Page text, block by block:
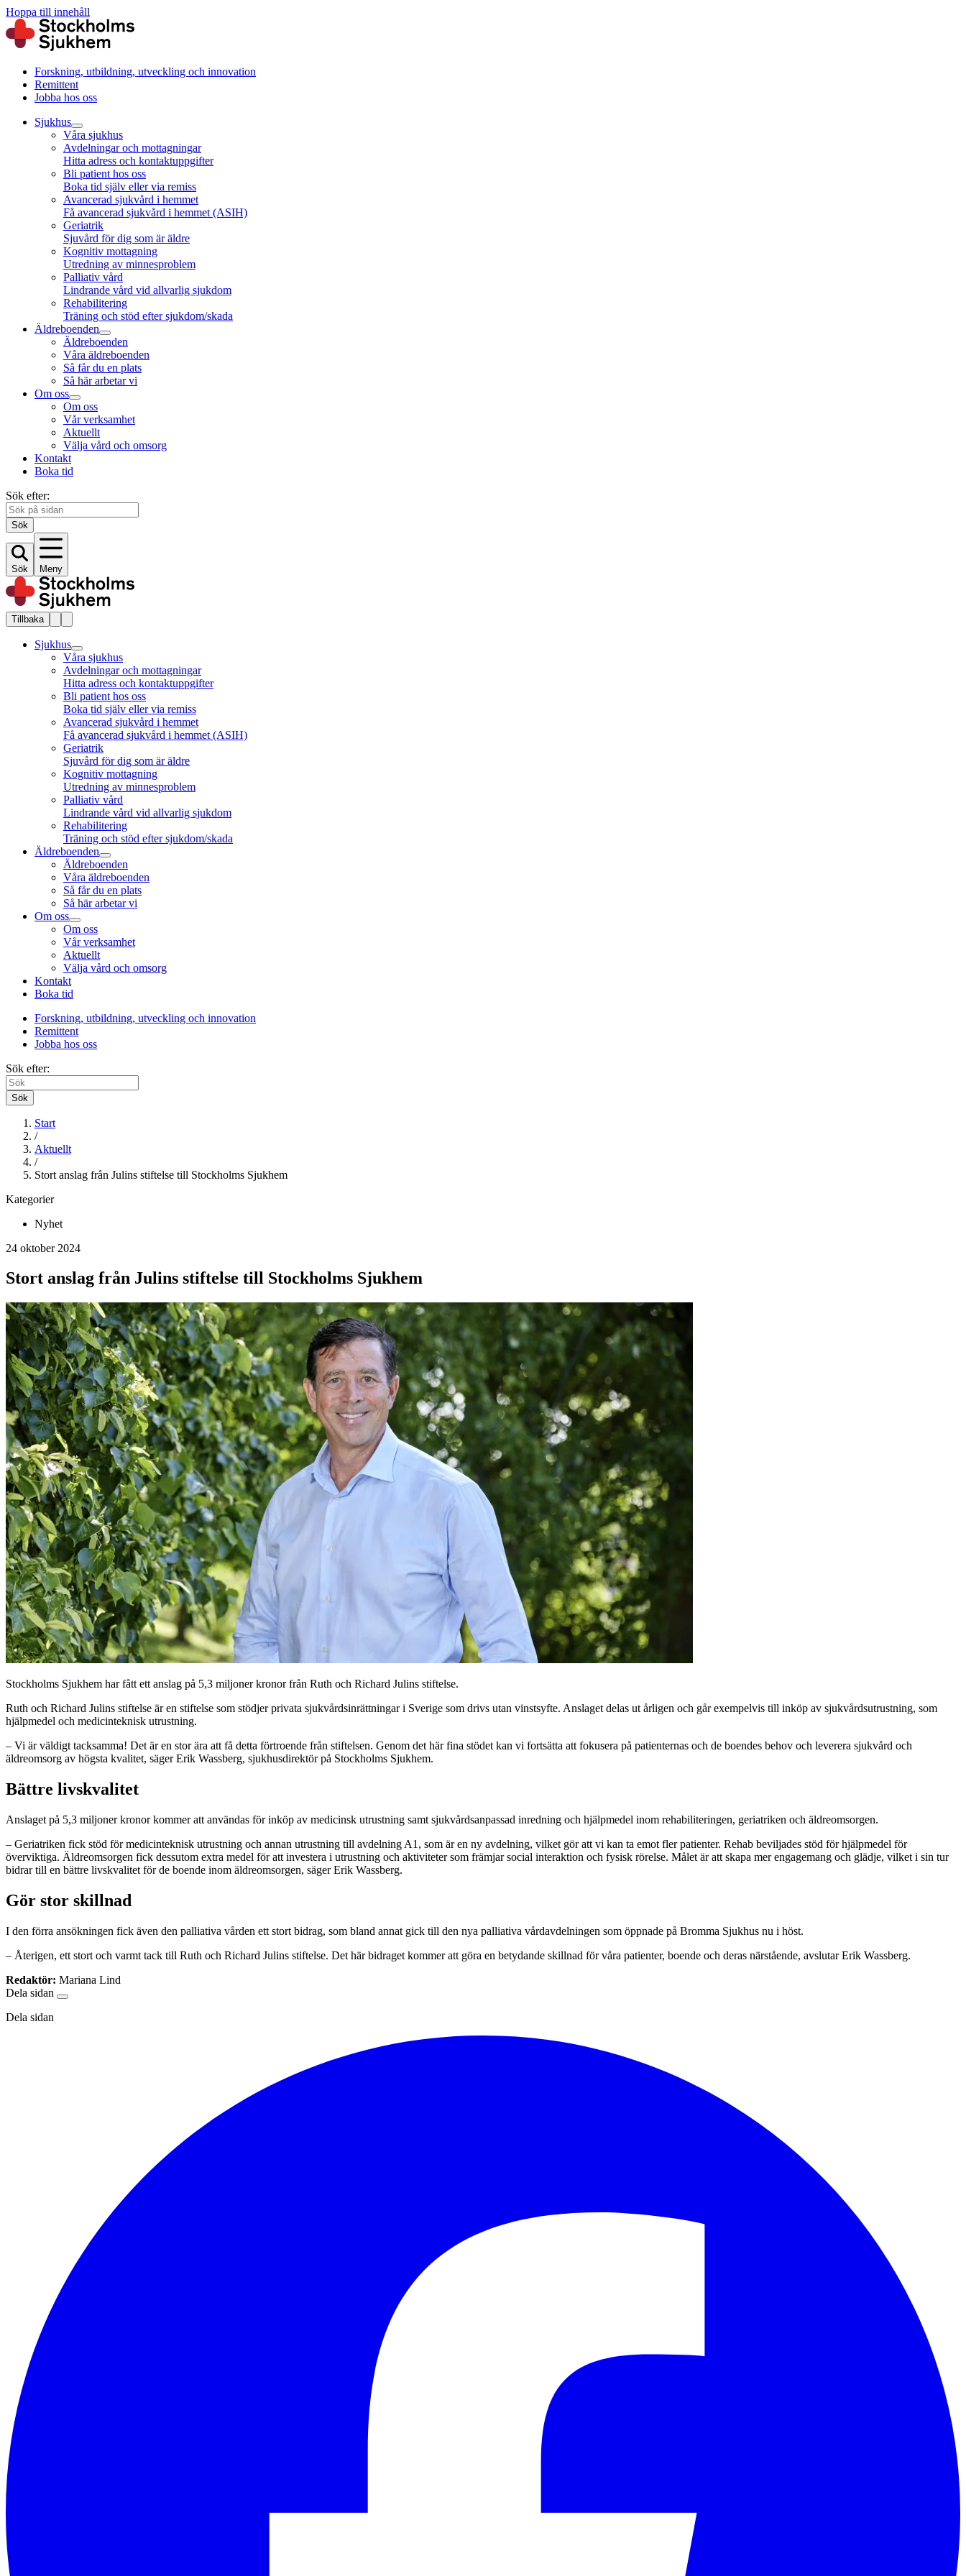
Hoppa till innehåll
Forskning, utbildning, utveckling och innovation
Remittent
Jobba hos oss
Sjukhus
Våra sjukhus
Avdelningar och mottagningar
Hitta adress och kontaktuppgifter
Bli patient hos oss
Boka tid själv eller via remiss
Avancerad sjukvård i hemmet
Få avancerad sjukvård i hemmet (ASIH)
Geriatrik
Sjuvård för dig som är äldre
Kognitiv mottagning
Utredning av minnesproblem
Palliativ vård
Lindrande vård vid allvarlig sjukdom
Rehabilitering
Träning och stöd efter sjukdom/skada
Äldreboenden
Äldreboenden
Våra äldreboenden
Så får du en plats
Så här arbetar vi
Om oss
Om oss
Vår verksamhet
Aktuellt
Välja vård och omsorg
Kontakt
Boka tid
Sök efter:
Sök
Sök Meny
Tillbaka
Sjukhus
Våra sjukhus
Avdelningar och mottagningar
Hitta adress och kontaktuppgifter
Bli patient hos oss
Boka tid själv eller via remiss
Avancerad sjukvård i hemmet
Få avancerad sjukvård i hemmet (ASIH)
Geriatrik
Sjuvård för dig som är äldre
Kognitiv mottagning
Utredning av minnesproblem
Palliativ vård
Lindrande vård vid allvarlig sjukdom
Rehabilitering
Träning och stöd efter sjukdom/skada
Äldreboenden
Äldreboenden
Våra äldreboenden
Så får du en plats
Så här arbetar vi
Om oss
Om oss
Vår verksamhet
Aktuellt
Välja vård och omsorg
Kontakt
Boka tid
Forskning, utbildning, utveckling och innovation
Remittent
Jobba hos oss
Sök efter:
Sök
Start
/
Aktuellt
/
Stort anslag från Julins stiftelse till Stockholms Sjukhem
Kategorier
Nyhet
24 oktober 2024
Stort anslag från Julins stiftelse till Stockholms Sjukhem
Stockholms Sjukhem har fått ett anslag på 5,3 miljoner kronor från Ruth och Richard Julins stiftelse.
Ruth och Richard Julins stiftelse är en stiftelse som stödjer privata sjukvårdsinrättningar i Sverige som drivs utan vinstsyfte. Anslaget delas ut årligen och går exempelvis till inköp av sjukvårdsutrustning, som
hjälpmedel och medicinteknisk utrustning.
– Vi är väldigt tacksamma! Det är en stor ära att få detta förtroende från stiftelsen. Genom det här fina stödet kan vi fortsätta att fokusera på patienternas och de boendes behov och leverera sjukvård och
äldreomsorg av högsta kvalitet, säger Erik Wassberg, sjukhusdirektör på Stockholms Sjukhem.
Bättre livskvalitet
Anslaget på 5,3 miljoner kronor kommer att användas för inköp av medicinsk utrustning samt sjukvårdsanpassad inredning och hjälpmedel inom rehabiliteringen, geriatriken och äldreomsorgen.
– Geriatriken fick stöd för medicinteknisk utrustning och annan utrustning till avdelning A1, som är en ny avdelning, vilket gör att vi kan ta emot fler patienter. Rehab beviljades stöd för hjälpmedel för
överviktiga. Äldreomsorgen fick dessutom extra medel för att investera i utrustning och aktiviteter som främjar social interaktion och fysisk rörelse. Målet är att skapa mer engagemang och glädje, vilket i sin tur
bidrar till en bättre livskvalitet för de boende inom äldreomsorgen, säger Erik Wassberg.
Gör stor skillnad
I den förra ansökningen fick även den palliativa vården ett stort bidrag, som bland annat gick till den nya palliativa vårdavdelningen som öppnade på Bromma Sjukhus nu i höst.
– Återigen, ett stort och varmt tack till Ruth och Richard Julins stiftelse. Det här bidraget kommer att göra en betydande skillnad för våra patienter, boende och deras närstående, avslutar Erik Wassberg.
Redaktör: Mariana Lind
Dela sidan
Dela sidan